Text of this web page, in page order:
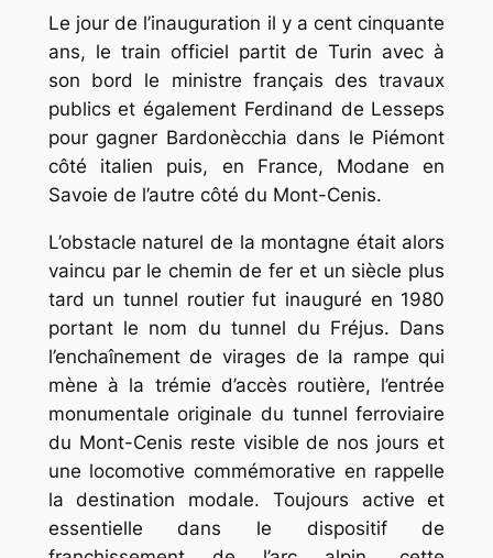
Le jour de l’inauguration il y a cent cinquante
ans, le train officiel partit de Turin avec à
son bord le ministre français des travaux
publics et également Ferdinand de Lesseps
pour gagner Bardonècchia dans le Piémont
côté italien puis, en France, Modane en
Savoie de l’autre côté du Mont-Cenis.
L’obstacle naturel de la montagne était alors
vaincu par le chemin de fer et un siècle plus
tard un tunnel routier fut inauguré en 1980
portant le nom du tunnel du Fréjus. Dans
l’enchaînement de virages de la rampe qui
mène à la trémie d’accès routière, l’entrée
monumentale originale du tunnel ferroviaire
du Mont-Cenis reste visible de nos jours et
une locomotive commémorative en rappelle
la destination modale. Toujours active et
essentielle dans le dispositif de